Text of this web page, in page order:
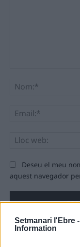
Setmanari l'Ebre -
Information
Deseu el meu
aquest navegador